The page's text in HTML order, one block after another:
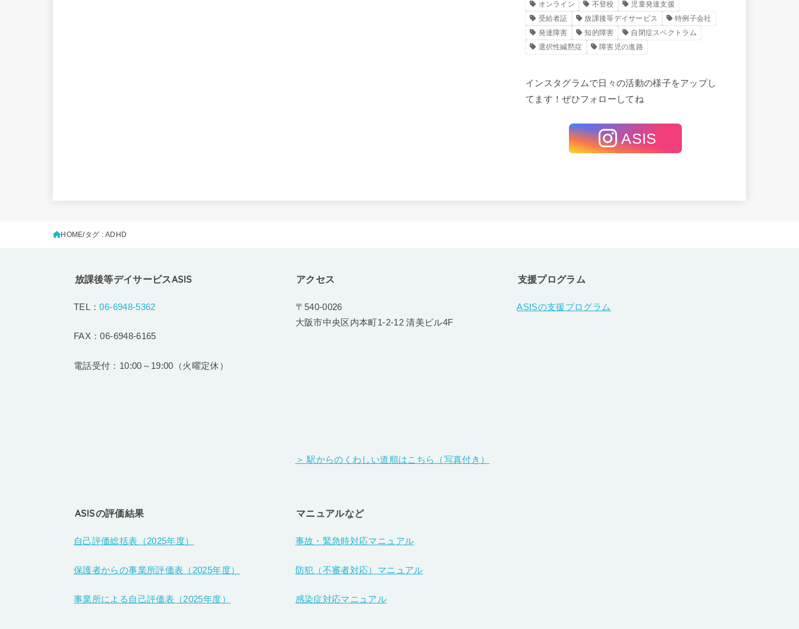
オンライン
不登校
児童発達支援
受給者証
放課後等デイサービス
特例子会社
発達障害
知的障害
自閉症スペクトラム
選択性緘黙症
障害児の進路
インスタグラムで日々の活動の様子をアップし
てます！ぜひフォローしてね
ASIS
HOME タグ : ADHD
放課後等デイサービスASIS
TEL：06-6948-5362
FAX：06-6948-6165
電話受付：10:00～19:00（火曜定休）
アクセス
〒540-0026
大阪市中央区内本町1-2-12 清美ビル4F
＞ 駅からのくわしい道順はこちら（写真付き）
支援プログラム
ASISの支援プログラム
ASISの評価結果
自己評価総括表（2025年度）
保護者からの事業所評価表（2025年度）
事業所による自己評価表（2025年度）
マニュアルなど
事故・緊急時対応マニュアル
防犯（不審者対応）マニュアル
感染症対応マニュアル